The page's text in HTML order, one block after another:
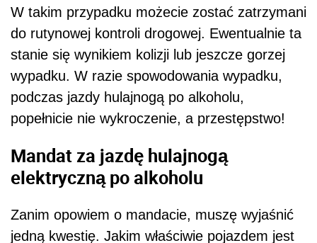
W takim przypadku możecie zostać zatrzymani
do rutynowej kontroli drogowej. Ewentualnie ta
stanie się wynikiem kolizji lub jeszcze gorzej
wypadku. W razie spowodowania wypadku,
podczas jazdy hulajnogą po alkoholu,
popełnicie nie wykroczenie, a przestępstwo!
Mandat za jazdę hulajnogą
elektryczną po alkoholu
Zanim opowiem o mandacie, muszę wyjaśnić
jedną kwestię. Jakim właściwie pojazdem jest